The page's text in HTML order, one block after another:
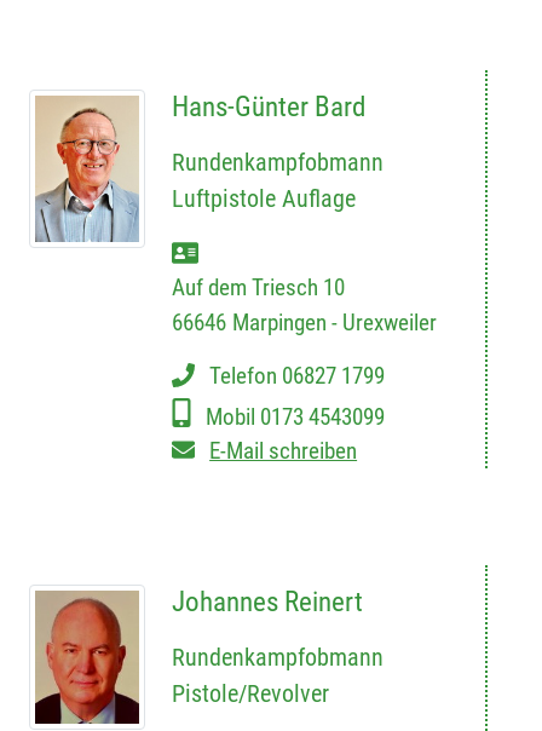
Hans-Günter Bard
Rundenkampfobmann
Luftpistole Auflage
Auf dem Triesch 10
66646 Marpingen - Urexweiler
Telefon 06827 1799
Mobil 0173 4543099
E-Mail schreiben
Johannes Reinert
Rundenkampfobmann
Pistole/Revolver